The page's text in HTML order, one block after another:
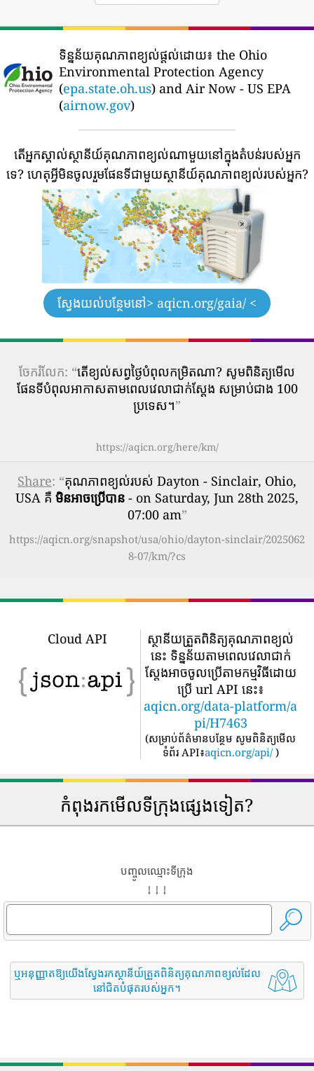
ទិន្នន័យគុណភាពខ្យល់ផ្តល់ដោយ៖ the Ohio
Environmental Protection Agency
(epa.state.oh.us) and Air Now - US EPA
(airnow.gov)
តើអ្នកស្គាល់ស្ថានីយ៍គុណភាពខ្យល់ណាមួយនៅក្នុងតំបន់របស់អ្នក
ទេ? ហេតុអ្វីមិនចូលរួមផែនទីជាមួយស្ថានីយ៍គុណភាពខ្យល់របស់អ្នក?
ស្វែងយល់បន្ថែមនៅ> aqicn.org/gaia/ <
ចែករំលែក: “តើ​ខ្យល់​សព្វថ្ងៃ​បំពុល​កម្រិត​ណា? សូមពិនិត្យមើល
ផែនទីបំពុលអាកាសតាមពេលវេលាជាក់ស្តែង សម្រាប់ជាង 100
ប្រទេស។”
https://aqicn.org/here/km/
Share: “គុណភាពខ្យល់របស់ Dayton - Sinclair, Ohio,
USA គឺ មិនអាចប្រើបាន - on Saturday, Jun 28th 2025,
07:00 am”
https://aqicn.org/snapshot/usa/ohio/dayton-sinclair/2025062
8-07/km/?cs
Cloud API
ស្ថានីយត្រួតពិនិត្យគុណភាពខ្យល់
នេះ ទិន្នន័យតាមពេលវេលាជាក់
ស្តែងអាចចូលប្រើតាមកម្មវិធីដោយ
ប្រើ url API នេះ៖
aqicn.org/data-platform/a
pi/H7463
(សម្រាប់ព័ត៌មានបន្ថែម សូមពិនិត្យមើល
ទំព័រ API៖aqicn.org/api/ )
កំពុងរកមើលទីក្រុងផ្សេងទៀត?
បញ្ចូលឈ្មោះទីក្រុង
↓ ↓ ↓
ឬអនុញ្ញាតឱ្យយើងស្វែងរកស្ថានីយ៍ត្រួតពិនិត្យគុណភាពខ្យល់ដែល
នៅជិតបំផុតរបស់អ្នក។